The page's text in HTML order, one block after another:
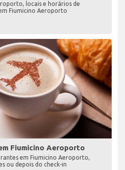
locais e horários de
Fiumicino Aeroporto
Fiumicino Aeroporto
em Fiumicino Aeroporto,
ou depois do check-in